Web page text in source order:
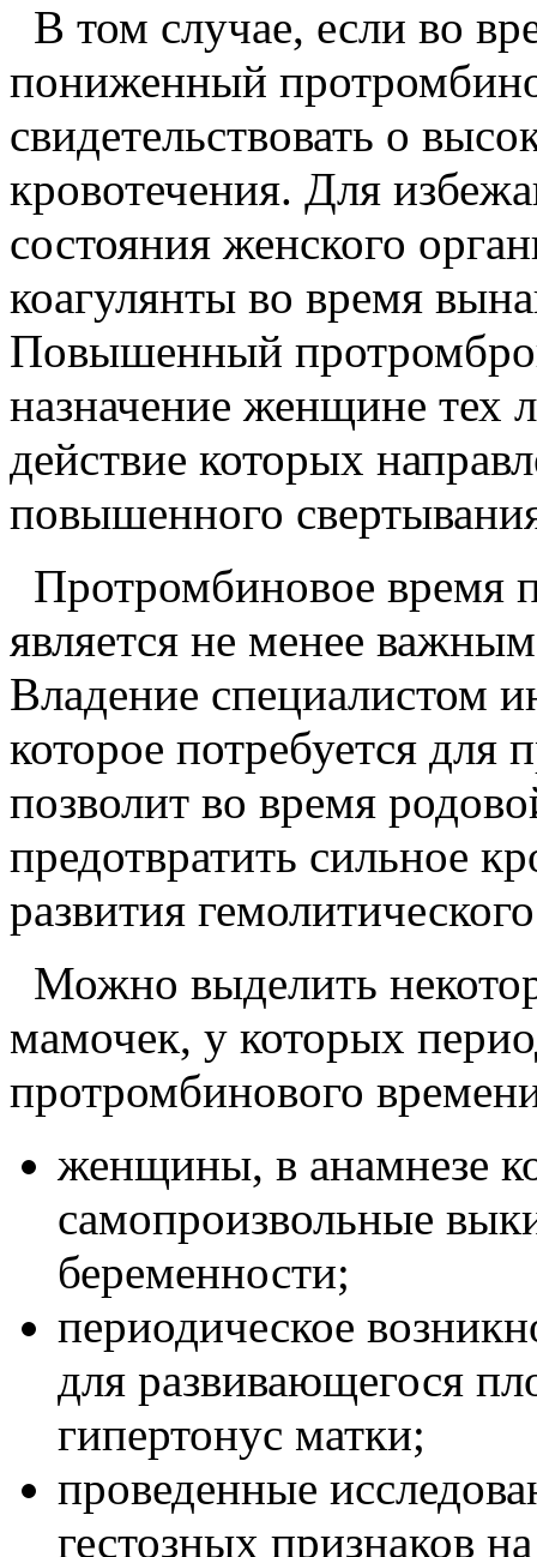
В том случае, если во
пониженный
свидетельствовать о
кровотечения. Для
состояния женского
коагулянты во время
Повышенный
назначение женщине тех
действие которых
повышенного
Протромбиновое время
является не менее
Владение специалистом
которое потребуется для
позволит во время
предотвратить сильное
развития
Можно выделить
мамочек, у которых
протромбинового
женщины, в анамнезе
самопроизвольные
беременности;
периодическое
для развивающегося
гипертонус матки;
проведенные
гестозных признаков